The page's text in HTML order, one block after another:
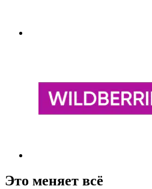
Это меняет всё